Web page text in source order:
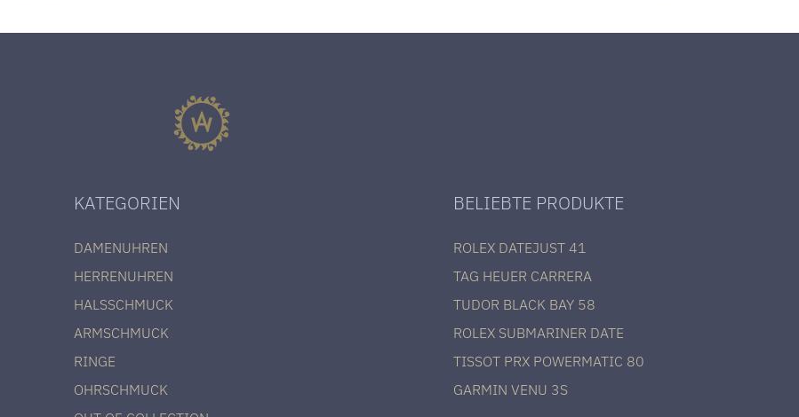
KATEGORIEN
DAMENUHREN
HERRENUHREN
HALSSCHMUCK
ARMSCHMUCK
RINGE
OHRSCHMUCK
BELIEBTE PRODUKTE
ROLEX DATEJUST 41
TAG HEUER CARRERA
TUDOR BLACK BAY 58
ROLEX SUBMARINER DATE
TISSOT PRX POWERMATIC 80
GARMIN VENU 3S